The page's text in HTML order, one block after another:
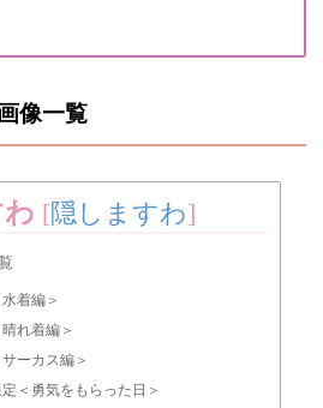
像一覧
[隠しますわ]
着編＞
れ着編＞
ーカス編＞
＜勇気をもらった日＞